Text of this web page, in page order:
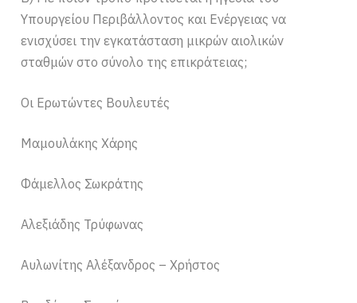
Υπουργείου Περιβάλλοντος και Ενέργειας να
ενισχύσει την εγκατάσταση μικρών αιολικών
σταθμών στο σύνολο της επικράτειας;
Οι Ερωτώντες Βουλευτές
Μαμουλάκης Χάρης
Φάμελλος Σωκράτης
Αλεξιάδης Τρύφωνας
Αυλωνίτης Αλέξανδρος – Χρήστος